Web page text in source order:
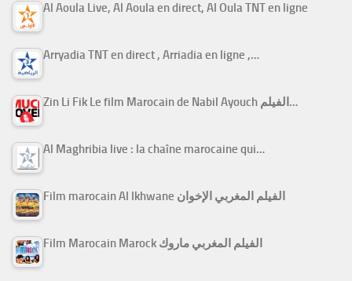
Al Aoula Live, Al Aoula en direct, Al Oula TNT en ligne
Arryadia TNT en direct , Arriadia en ligne ,…
Zin Li Fik Le film Marocain de Nabil Ayouch الفيلم…
Al Maghribia live : la chaîne marocaine qui…
Film marocain Al Ikhwane الفيلم المغربي الإخوان
Film Marocain Marock الفيلم المغربي ماروك